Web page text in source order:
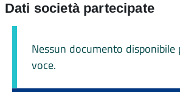
Dati società partecipate
Nessun documento disponibile
voce.